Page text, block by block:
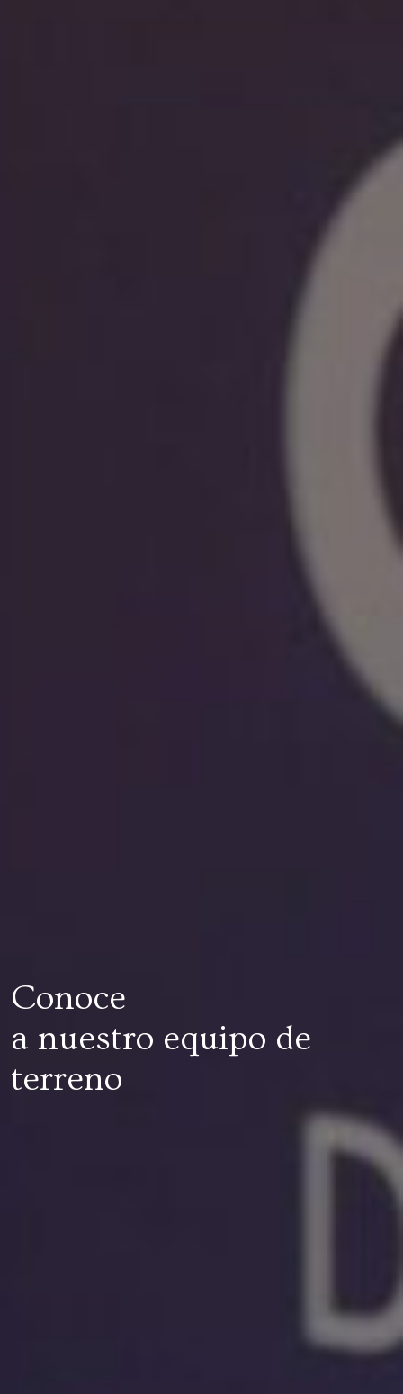
Conoce
a nuestro equipo de
terreno